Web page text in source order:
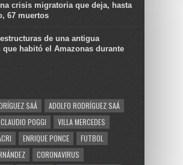
crisis migratoria que deja, hasta
67 muertos
de una antigua
habitó el Amazonas durante
SAÁ
ADOLFO RODRÍGUEZ SAÁ
CLAUDIO POGGI
VILLA MERCEDES
ENRIQUE PONCE
FUTBOL
CORONAVIRUS